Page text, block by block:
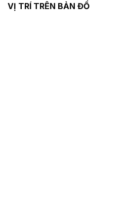
VỊ TRÍ TRÊN BẢN ĐỒ